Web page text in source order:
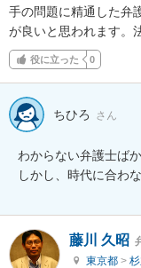
手の問題に精通した弁
が良いと思われます。
役に立った 0
ちひろ さん
わからない弁護士ば
しかし、時代に合わ
藤川 久昭
東京都 >